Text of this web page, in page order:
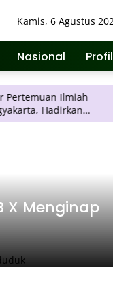
Kamis, 6 Agustus
Nasional Profil
Ilmiah
X Menginap